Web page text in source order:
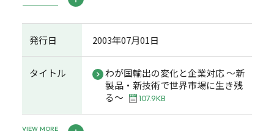
発行日 2003年07月01日
タイトル
わが国輸出の変化と企業対応 ～新
製品・新技術で世界市場に生き残
る～
107.9KB
VIEW MORE